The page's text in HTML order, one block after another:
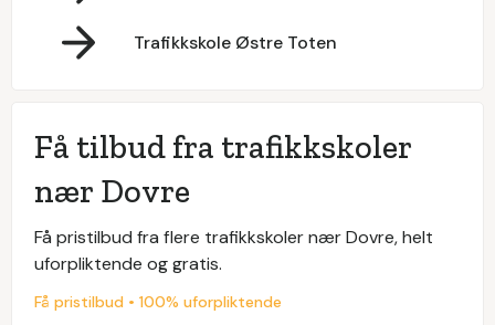
Trafikkskole Østre Toten
Få tilbud fra trafikkskoler
nær Dovre
Få pristilbud fra flere trafikkskoler nær Dovre, helt
uforpliktende og gratis.
Få pristilbud • 100% uforpliktende